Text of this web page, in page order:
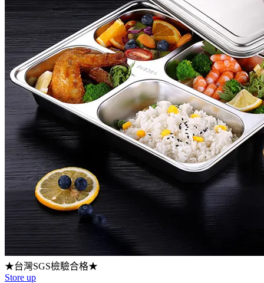
★台灣SGS檢驗合格★
Store up